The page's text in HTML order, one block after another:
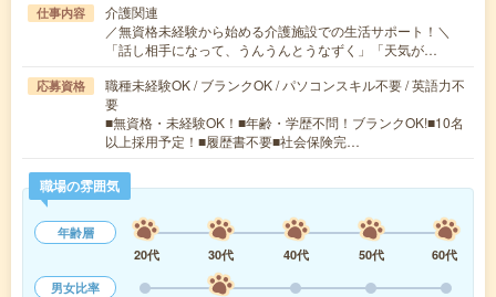
仕事内容
介護関連
／無資格未経験から始める介護施設での生活サポート！＼
「話し相手になって、うんうんとうなずく」「天気が…
応募資格
職種未経験OK / ブランクOK / パソコンスキル不要 / 英語力不
要
■無資格・未経験OK！■年齢・学歴不問！ブランクOK!■10名
以上採用予定！■履歴書不要■社会保険完…
職場の雰囲気
年齢層
20代
30代 40代 50代
60代
男女比率